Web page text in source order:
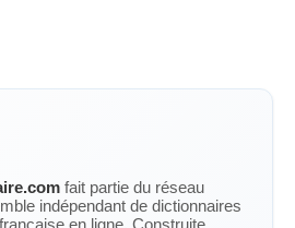
fait partie du réseau
indépendant de dictionnaires
en ligne. Construite